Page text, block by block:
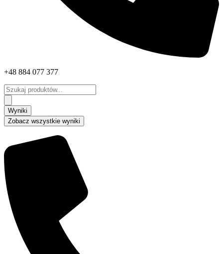
+48 884 077 377
Search
...
Wyniki
Zobacz wszystkie wyniki